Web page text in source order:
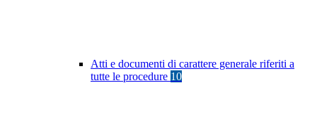
Atti e documenti di carattere generale riferiti a
tutte le procedure 10